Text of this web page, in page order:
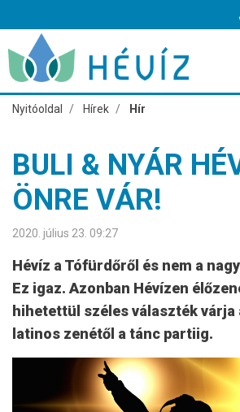
Nyitóoldal Hírek Hír
BULI & NYÁR
ÖNRE VÁR!
2020. július 23. 09:27
Hévíz a Tófürdőről és nem a
Ez igaz. Azonban Hévízen
hihetettül széles választék várja
latinos zenétől a tánc partiig.